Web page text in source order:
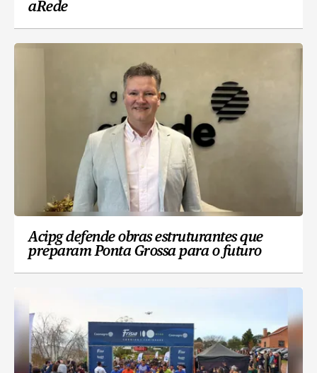
aRede
Acipg defende obras estruturantes que
preparam Ponta Grossa para o futuro